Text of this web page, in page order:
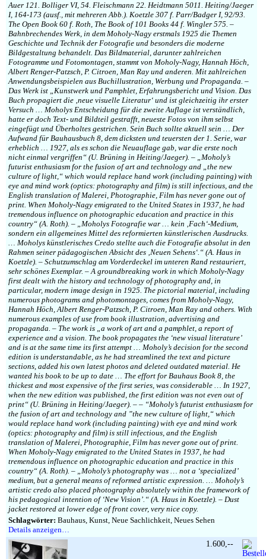
Auer 121. Bolliger VI, 54. Fleischmann 22. Heidtmann 5011. Heiting/Jaeger
I, 164-173 (ausf., mit mehreren Abb.). Koetzle 307 f. Parr/Badger I, 92/93.
The Open Book 60 f. Roth, The Book of 101 Books 44 f. Wingler 575. –
Bahnbrechendes Werk, in dem Moholy-Nagy erstmals 1925 die Themen
Geschichte und Technik der Fotografie und besonders die moderne
Bildgestaltung behandelt. Das Bildmaterial, darunter zahlreichen
Fotogramme und Fotomontagen, stammt von Moholy-Nagy, Hannah Höch,
Albert Renger-Patzsch, P. Citroen, Man Ray und anderen. Mit zahlreichen
Anwendungsbeispielen aus Buchillustration, Werbung und Propaganda. –
Das Werk ist „Kunstwerk und Pamphlet, Erfahrungsbericht und Vision. Das
Buch propagiert die ‚neue visuelle Literatur‘ und ist gleichzeitig ihr erster
Versuch … Moholys Entscheidung für die zweite Auflage ist verständlich,
hatte er doch Text- und Bildteil gestrafft, neueste Fotos von ihm selbst
eingefügt und Überholtes gestrichen. Sein Buch sollte aktuell sein … Der
Aufwand für Bauhausbuch 8, dem dicksten und teuersten der 1. Serie, war
erheblich … 1927, als es schon die Neuauflage gab, war die erste noch
nicht einmal vergriffen“ (U. Brüning in Heiting/Jaeger). – „Moholy’s
futurist enthusiasm for the fusion of art and technology and „the new
culture of light,“ which would replace hand work (including painting) with
eye and mind work (optics: photography and film) is still infectious, and the
English translation of Malerei, Photographie, Film has never gone out of
print. When Moholy-Nagy emigrated to the United States in 1937, he had
tremendous influence on photographic education and practice in this
country“ (A. Roth). – „Moholys Fotografie war … kein ‚Fach‘-Medium,
sondern ein allgemeines Mittel des reformierten künstlerischen Ausdrucks.
… Moholys künstlerisches Credo stellte auch die Fotografie absolut in den
Rahmen seiner pädagogischen Absicht des ‚Neuen Sehens‘.“ (A. Haus in
Koetzle). – Schutzumschlag am Vorderdeckel im unteren Rand restauriert,
sehr schönes Exemplar. – A groundbreaking work in which Moholy-Nagy
first dealt with the history and technology of photography and, in
particular, modern image design in 1925. The pictorial material, including
numerous photograms and photomontages, comes from Moholy-Nagy,
Hannah Höch, Albert Renger-Patzsch, P. Citroen, Man Ray and others. With
numerous examples of use from book illustration, advertising and
propaganda. – The work is „a work of art and a pamphlet, a report of
experience and a vision. The book propagates the ‘new visual literature’
and is at the same time its first attempt … Moholy’s decision for the second
edition is understandable, as he had streamlined the text and picture
sections, added his own latest photos and deleted outdated material. He
wanted his book to be up to date … The effort for Bauhaus Book 8, the
thickest and most expensive of the first series, was considerable … In 1927,
when the new edition was published, the first edition was not even out of
print“ (U. Brüning in Heiting/Jaeger). – – “Moholy’s futurist enthusiasm for
the fusion of art and technology and ”the new culture of light,“ which
would replace hand work (including painting) with eye and mind work
(optics: photography and film) is still infectious, and the English
translation of Malerei, Photographie, Film has never gone out of print.
When Moholy-Nagy emigrated to the United States in 1937, he had
tremendous influence on photographic education and practice in this
country“ (A. Roth). – „Moholy’s photography was … not a ‘specialized’
medium, but a general means of reformed artistic expression. … Moholy’s
artistic credo also placed photography absolutely within the framework of
his pedagogical intention of ‘New Vision’.“ (A. Haus in Koetzle). – Dust
jacket restored at lower edge of front cover, very nice copy.
Schlagwörter: Bauhaus, Kunst, Neue Sachlichkeit, Neues Sehen
Details anzeigen…
1.600,--